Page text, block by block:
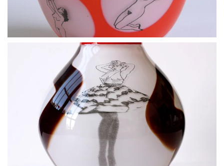
BLÄDDRA I GALLERI